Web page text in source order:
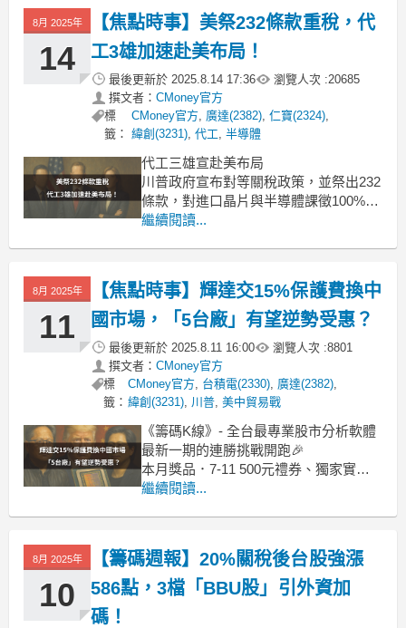
健 根據統計，台股大盤第4季低點經常
落在10月底至11月初之間，12月迎來
8月 2025年
14
【焦點時事】美祭232條款重稅，代
工3雄加速赴美布局！
最後更新於 2025.8.14 17:36 瀏覽人次 :20685
撰文者： CMoney官方
標
籤：
CMoney官方, 廣達(2382), 仁寶(2324),
緯創(3231), 代工, 半導體
代工三雄宣赴美布局
川普政府宣布對等關稅政策，並祭出232
條款，對進口晶片與半導體課徵100%關
稅，持續衝擊全球供應鏈，廣達
應市場變局與在地化需求。
下載《籌碼K線》掌握市場最即時的資金
焦點與概念股，不錯過任
繼續閱讀...
8月 2025年
11
【焦點時事】輝達交15%保護費換中
國市場，「5台廠」有望逆勢受惠？
最後更新於 2025.8.11 16:00 瀏覽人次 :8801
撰文者： CMoney官方
標
籤：
CMoney官方, 台積電(2330), 廣達(2382),
緯創(3231), 川普,美中貿易戰
《籌碼K線》- 全台最專業股市分析軟體
最新一期的連勝挑戰開跑🎉
本月獎品．7-11 500元禮券、獨家實戰
攻略
．美股K線VIP權限、價值K線VIP權限、
繼續閱讀...
8月 2025年
10
【籌碼週報】20%關稅後台股強漲
586點，3檔「BBU股」引外資加
碼！